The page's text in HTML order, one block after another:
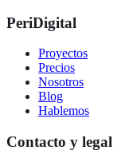
PeriDigital
Proyectos
Precios
Nosotros
Blog
Hablemos
Contacto y legal